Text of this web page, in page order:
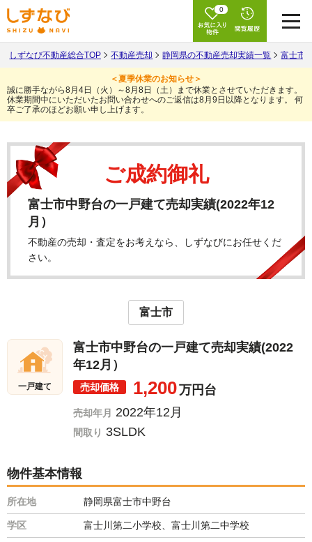
0
しずなび不動産総合TOP 不動産売却 静岡県の不動産売却実績一覧 富士市
＜夏季休業のお知らせ＞
誠に勝手ながら8月4日（火）～8月8日（土）まで休業とさせていただきます。
休業期間中にいただいたお問い合わせへのご返信は8月9日以降となります。
何
卒ご了承のほどお願い申し上げます。
ご成約御礼
富士市中野台の一戸建て売却実績(2022年12
月）
不動産の売却・査定をお考えなら、しずなびにお任せくだ
さい。
富士市
一戸建て
富士市中野台の一戸建て売却実績(2022
年12月）
売却価格 1,200万円台
売却年月 2022年12月
間取り 3SLDK
物件基本情報
所在地 静岡県富士市中野台
学区 富士川第二小学校、富士川第二中学校